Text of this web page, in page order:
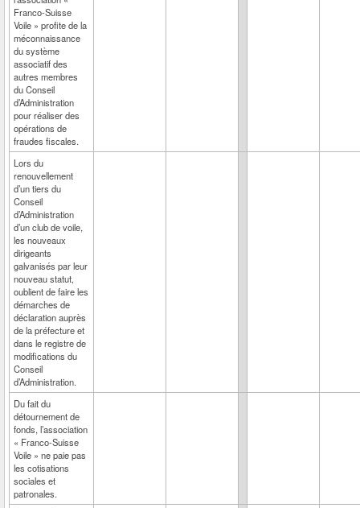
Franco-Suisse
Voile » profite de la
méconnaissance
du système
associatif des
autres membres
du Conseil
d’Administration
pour réaliser des
opérations de
fraudes fiscales.
Lors du
renouvellement
d’un tiers du
Conseil
d’Administration
d’un club de voile,
les nouveaux
dirigeants
galvanisés par leur
nouveau statut,
oublient de faire les
démarches de
déclaration auprès
de la préfecture et
dans le registre de
modifications du
Conseil
d’Administration.
Du fait du
détournement de
fonds, l’association
« Franco-Suisse
Voile » ne paie pas
les cotisations
sociales et
patronales.